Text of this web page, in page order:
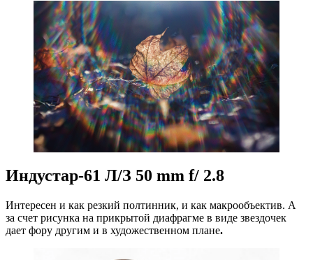
Индустар-61 Л/З 50 mm f/ 2.8
Интересен и как резкий полтинник, и как макрообъектив. А
за счет рисунка на прикрытой диафрагме в виде звездочек
дает фору другим и в художественном плане.